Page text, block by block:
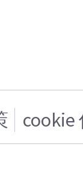
cookie